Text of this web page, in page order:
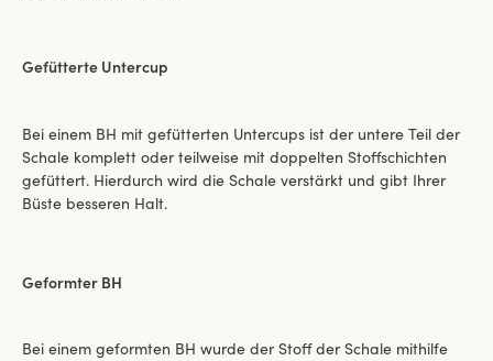
Gefütterte Untercup
Bei einem BH mit gefütterten Untercups ist der untere Teil der
Schale komplett oder teilweise mit doppelten Stoffschichten
gefüttert. Hierdurch wird die Schale verstärkt und gibt Ihrer
Büste besseren Halt.
Geformter BH
Bei einem geformten BH wurde der Stoff der Schale mithilfe